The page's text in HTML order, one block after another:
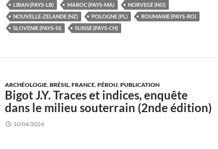
LIBAN (PAYS-LB)
MAROC (PAYS-MA)
NORVEGE (NO)
NOUVELLE-ZELANDE (NZ)
POLOGNE (PL)
ROUMANIE (PAYS-RO)
SLOVENIE (PAYS-SI)
SUISSE (PAYS-CH)
ARCHÉOLOGIE,BRÉSIL,FRANCE,PÉROU,PUBLICATION
Bigot J.Y. Traces et indices, enquête
dans le milieu souterrain (2nde édition)
10/04/2024